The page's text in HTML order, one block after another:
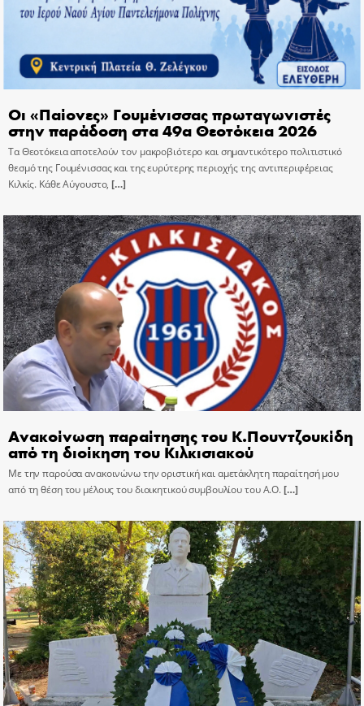
Οι «Παίονες» Γουμένισσας πρωταγωνιστές
στην παράδοση στα 49α Θεοτόκεια 2026
Τα Θεοτόκεια αποτελούν τον μακροβιότερο και σημαντικότερο πολιτιστικό
θεσμό της Γουμένισσας και της ευρύτερης περιοχής της αντιπεριφέρειας
Κιλκίς. Κάθε Αύγουστο, […]
Ανακοίνωση παραίτησης του Κ.Πουντζουκίδη
από τη διοίκηση του Κιλκισιακού
Με την παρούσα ανακοινώνω την οριστική και αμετάκλητη παραίτησή μου
από τη θέση του μέλους του διοικητικού συμβουλίου του Α.Ο.[…]